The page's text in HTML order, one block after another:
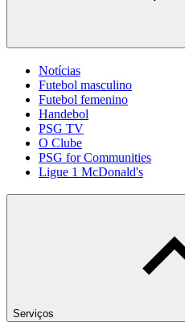
Notícias
Futebol masculino
Futebol femenino
Handebol
PSG TV
O Clube
PSG for Communities
Ligue 1 McDonald's
Serviços